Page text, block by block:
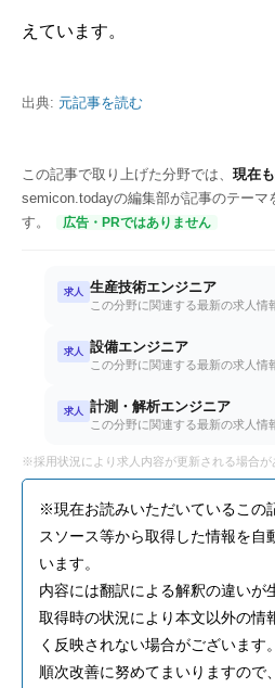
えています。
出典: 元記事を読む
この記事で取り上げた分野では、 現在
semicon.todayの編集部が記事のテーマ
す。
広告・PRではありません
求人 生産技術エンジニア
この分野に関連する最新の求人情
求人 設備エンジニア
この分野に関連する最新の求人情
求人 計測・解析エンジニア
この分野に関連する最新の求人情
※採用状況により求人内容が更新される場合が
※現在お読みいただいているこの
スソース等から取得した情報を自
います。
内容には翻訳による解釈の違いが
取得時の状況により本文以外の情
く反映されない場合がございます。
順次改善に努めてまいりますので